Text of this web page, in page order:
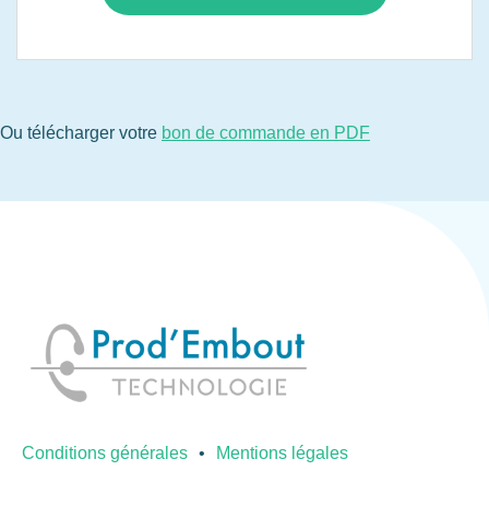
Ou télécharger votre bon de commande en PDF
Conditions générales Mentions légales